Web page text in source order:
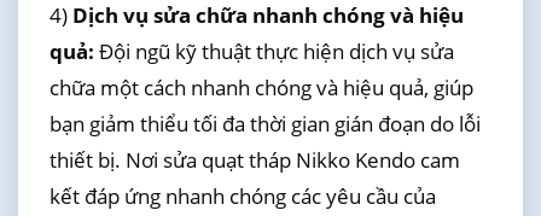
4) Dịch vụ sửa chữa nhanh chóng và hiệu
quả: Đội ngũ kỹ thuật thực hiện dịch vụ sửa
chữa một cách nhanh chóng và hiệu quả, giúp
bạn giảm thiểu tối đa thời gian gián đoạn do lỗi
thiết bị. Nơi sửa quạt tháp Nikko Kendo cam
kết đáp ứng nhanh chóng các yêu cầu của